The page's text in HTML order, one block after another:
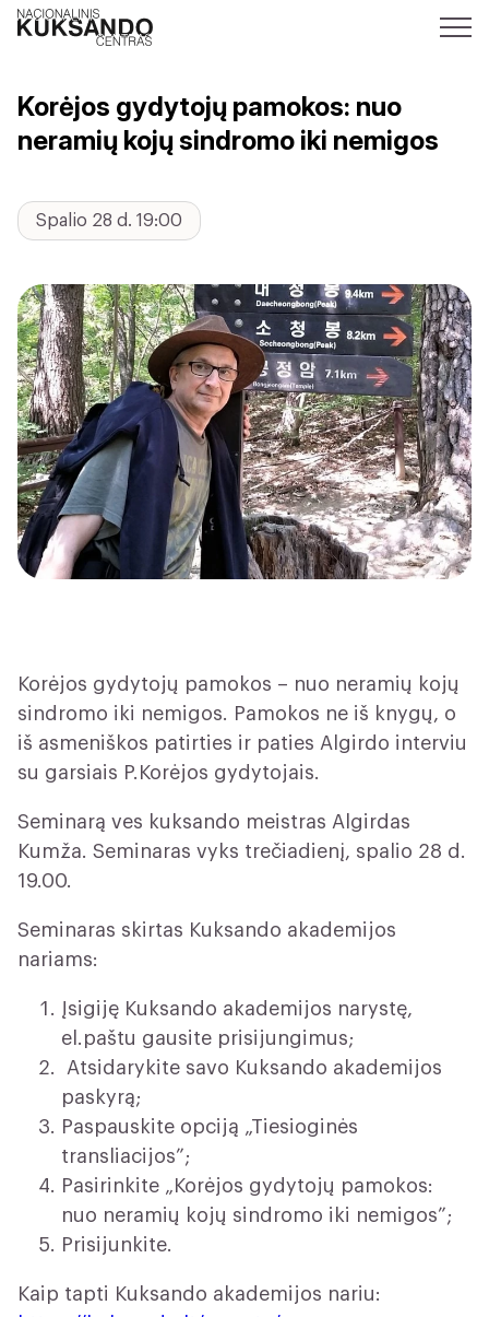
Korėjos gydytojų pamokos: nuo
neramių kojų sindromo iki nemigos
Spalio 28 d. 19:00
Korėjos gydytojų pamokos – nuo neramių kojų
sindromo iki nemigos. Pamokos ne iš knygų, o
iš asmeniškos patirties ir paties Algirdo interviu
su garsiais P.Korėjos gydytojais.
Seminarą ves kuksando meistras Algirdas
Kumža. Seminaras vyks trečiadienį, spalio 28 d.
19.00.
Seminaras skirtas Kuksando akademijos
nariams:
Įsigiję Kuksando akademijos narystę,
el.paštu gausite prisijungimus;
Atsidarykite savo Kuksando akademijos
paskyrą;
Paspauskite opciją „Tiesioginės
transliacijos”;
Pasirinkite „Korėjos gydytojų pamokos:
nuo neramių kojų sindromo iki nemigos”;
Prisijunkite.
Kaip tapti Kuksando akademijos nariu: